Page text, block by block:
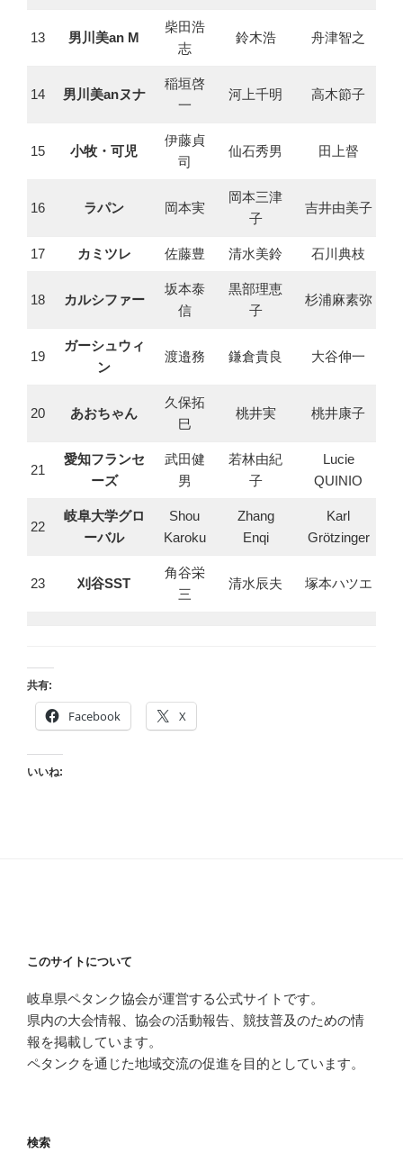
13 男川美an M
柴田浩
志
鈴木浩 舟津智之
14 男川美anヌナ
稲垣啓
一
河上千明 高木節子
15 小牧・可児
伊藤貞
司
仙石秀男 田上督
16 ラパン 岡本実
岡本三津
子
吉井由美子
17 カミツレ 佐藤豊 清水美鈴 石川典枝
18 カルシファー
坂本泰
信
黒部理恵
子
杉浦麻素弥
19
ガーシュウィ
ン
渡邉務 鎌倉貴良 大谷伸一
20 あおちゃん
久保拓
巳
桃井実 桃井康子
21
愛知フランセ
ーズ
武田健
男
若林由紀
子
Lucie
QUINIO
22
岐阜大学グロ
ーバル
Shou
Karoku
Zhang
Enqi
Karl
Grötzinger
23 刈谷SST
角谷栄
三
清水辰夫 塚本ハツエ
共有:
Facebook X
いいね:
このサイトについて
岐阜県ペタンク協会が運営する公式サイトです。
県内の大会情報、協会の活動報告、競技普及のための情
報を掲載しています。
ペタンクを通じた地域交流の促進を目的としています。
検索